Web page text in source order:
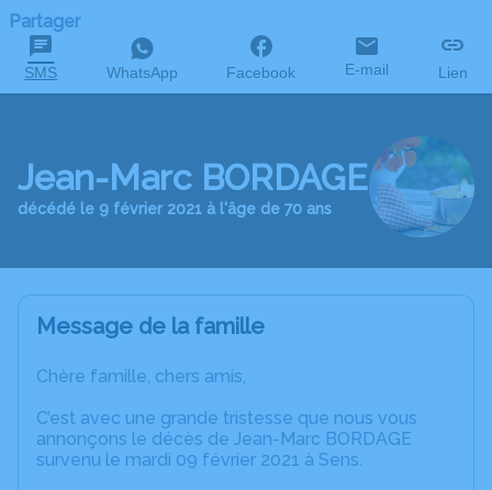
Partager
SMS WhatsApp Facebook E-mail Lien
Jean-Marc BORDAGE
décédé le 9 février 2021 à l'âge de 70 ans
Message de la famille
Chère famille, chers amis,
C’est avec une grande tristesse que nous vous
annonçons le décès de Jean-Marc BORDAGE
survenu le mardi 09 février 2021 à Sens.